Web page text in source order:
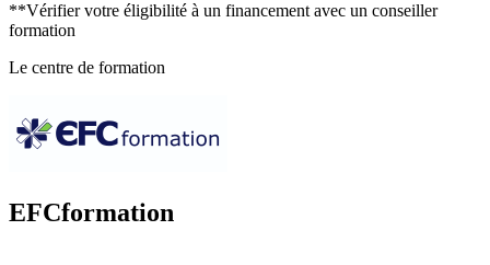
**Vérifier votre éligibilité à un financement avec un conseiller
formation
Le centre de formation
EFCformation